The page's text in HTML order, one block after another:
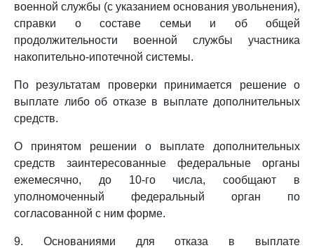
военной службы (с указанием основания увольнения),
справки о составе семьи и об общей
продолжительности военной службы участника
накопительно-ипотечной системы.
По результатам проверки принимается решение о
выплате либо об отказе в выплате дополнительных
средств.
О принятом решении о выплате дополнительных
средств заинтересованные федеральные органы
ежемесячно, до 10-го числа, сообщают в
уполномоченный федеральный орган по
согласованной с ним форме.
9. Основаниями для отказа в выплате